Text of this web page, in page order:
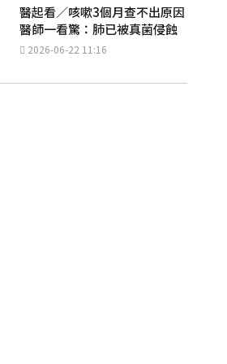
醫起看／咳嗽3個月查不出原因
醫師一看驚：肺已被真菌侵蝕
2026-06-22 11:16